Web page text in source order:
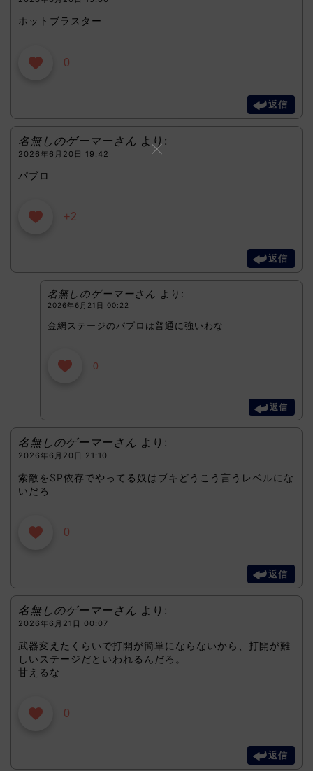
ホットブラスター
0
返信
名無しのゲーマーさん より:
2026年6月20日 19:42
パブロ
+2
返信
名無しのゲーマーさん より:
2026年6月21日 00:22
金網ステージのパブロは普通に強いわな
0
返信
名無しのゲーマーさん より:
2026年6月20日 21:10
索敵をSP依存でやってる奴はブキどうこう言うレベルにな
いだろ
0
返信
名無しのゲーマーさん より:
2026年6月21日 00:07
武器変えたくらいで打開が簡単にならないから、打開が難
しいステージだといわれるんだろ。
甘えるな
0
返信